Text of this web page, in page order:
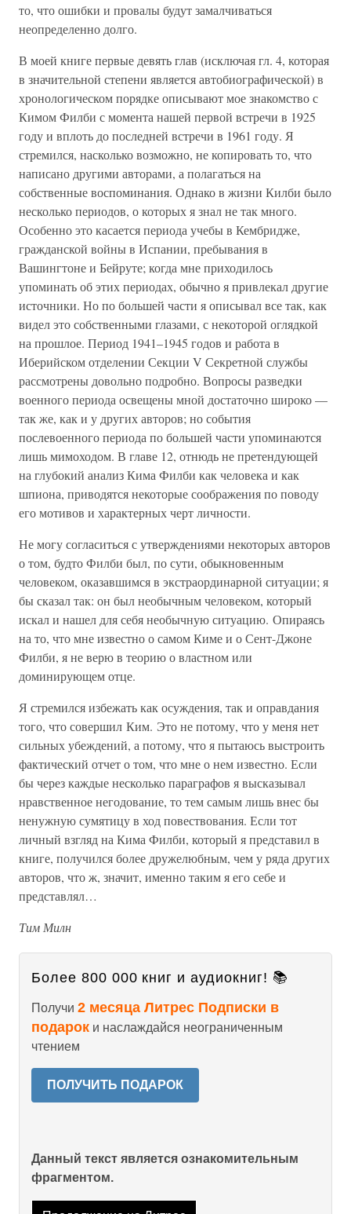
то, что ошибки и провалы будут замалчиваться
неопределенно долго.
В моей книге первые девять глав (исключая гл. 4, которая
в значительной степени является автобиографической) в
хронологическом порядке описывают мое знакомство с
Кимом Филби с момента нашей первой встречи в 1925
году и вплоть до последней встречи в 1961 году. Я
стремился, насколько возможно, не копировать то, что
написано другими авторами, а полагаться на
собственные воспоминания. Однако в жизни Килби было
несколько периодов, о которых я знал не так много.
Особенно это касается периода учебы в Кембридже,
гражданской войны в Испании, пребывания в
Вашингтоне и Бейруте; когда мне приходилось
упоминать об этих периодах, обычно я привлекал другие
источники. Но по большей части я описывал все так, как
видел это собственными глазами, с некоторой оглядкой
на прошлое. Период 1941–1945 годов и работа в
Иберийском отделении Секции V Секретной службы
рассмотрены довольно подробно. Вопросы разведки
военного периода освещены мной достаточно широко —
так же, как и у других авторов; но события
послевоенного периода по большей части упоминаются
лишь мимоходом. В главе 12, отнюдь не претендующей
на глубокий анализ Кима Филби как человека и как
шпиона, приводятся некоторые соображения по поводу
его мотивов и характерных черт личности.
Не могу согласиться с утверждениями некоторых авторов
о том, будто Филби был, по сути, обыкновенным
человеком, оказавшимся в экстраординарной ситуации; я
бы сказал так: он был необычным человеком, который
искал и нашел для себя необычную ситуацию. Опираясь
на то, что мне известно о самом Киме и о Сент-Джоне
Филби, я не верю в теорию о властном или
доминирующем отце.
Я стремился избежать как осуждения, так и оправдания
того, что совершил Ким. Это не потому, что у меня нет
сильных убеждений, а потому, что я пытаюсь выстроить
фактический отчет о том, что мне о нем известно. Если
бы через каждые несколько параграфов я высказывал
нравственное негодование, то тем самым лишь внес бы
ненужную сумятицу в ход повествования. Если тот
личный взгляд на Кима Филби, который я представил в
книге, получился более дружелюбным, чем у ряда других
авторов, что ж, значит, именно таким я его себе и
представлял…
Тим Милн
Более 800 000 книг и аудиокниг! 📚
Получи 2 месяца Литрес Подписки в
подарок и наслаждайся неограниченным
чтением
ПОЛУЧИТЬ ПОДАРОК
Данный текст является ознакомительным
фрагментом.